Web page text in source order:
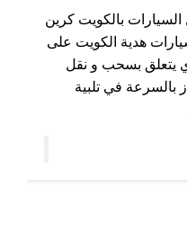
بالكويت كرين
هدية الكويت على
يتعلق بسحب و نقل
بالسرعة في تلبية